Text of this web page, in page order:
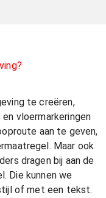
te creëren,
vloermarkeringen
aan te geven,
Maar ook
dragen bij aan de
Die kunnen we
of met een tekst.